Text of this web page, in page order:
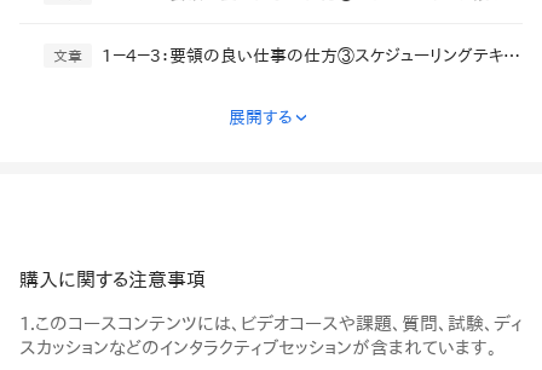
文章 1－4－3：要領の良い仕事の仕方③スケジューリングテキスト
展開する ›
購入に関する注意事項
1.このコースコンテンツには、ビデオコースや課題、質問、試験、ディ
スカッションなどのインタラクティブセッションが含まれています。